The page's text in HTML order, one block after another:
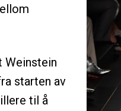
Weinstein
starten av
til å